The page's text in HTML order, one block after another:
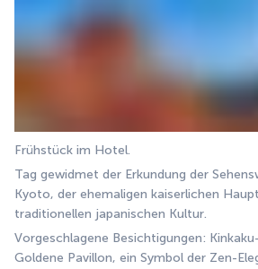
Frühstück im Hotel.
Tag gewidmet der Erkundung der
Kyoto, der ehemaligen kaiserlichen
traditionellen japanischen Kultur.
Vorgeschlagene Besichtigungen:
Goldene Pavillon, ein Symbol der Zen-